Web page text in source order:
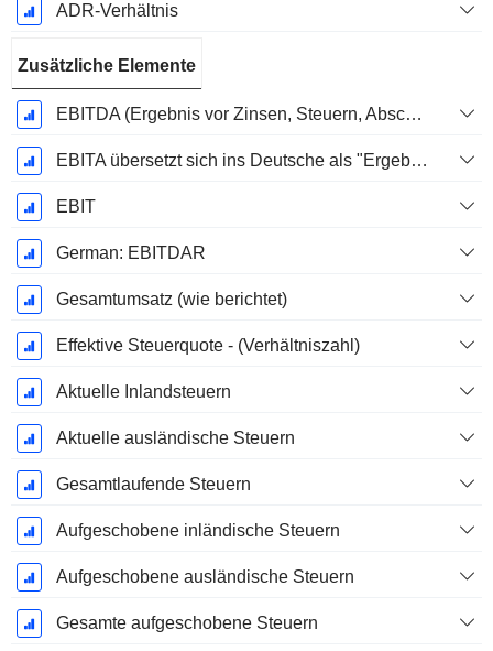
ADR-Verhältnis
Zusätzliche Elemente
EBITDA (Ergebnis vor Zinsen, Steuern, Abschreibungen auf immaterielle Vermögenswerte und Sachanlagen)
EBITA übersetzt sich ins Deutsche als "Ergebnis vor Zinsen, Steuern und Abschreibungen".
EBIT
German: EBITDAR
Gesamtumsatz (wie berichtet)
Effektive Steuerquote - (Verhältniszahl)
Aktuelle Inlandsteuern
Aktuelle ausländische Steuern
Gesamtlaufende Steuern
Aufgeschobene inländische Steuern
Aufgeschobene ausländische Steuern
Gesamte aufgeschobene Steuern